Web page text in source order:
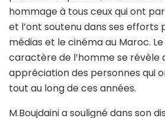
hommage à tous ceux qui ont
et l’ont soutenu dans ses efforts
médias et le cinéma au Maroc.
caractère de l’homme se révèle
appréciation des personnes qui
tout au long de ces années.
M.Boujdaini a souligné dans son